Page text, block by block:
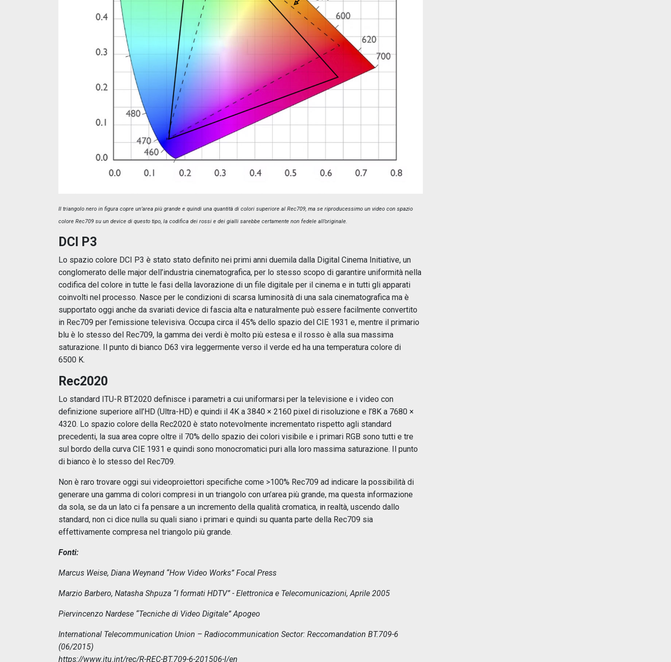
Il triangolo nero in figura copre un’area più grande e quindi una quantità di colori superiore al Rec709, ma se riproducessimo un video con spazio
colore Rec709 su un device di questo tipo, la codifica dei rossi e dei gialli sarebbe certamente non fedele all’originale.
DCI P3
Lo spazio colore DCI P3 è stato stato definito nei primi anni duemila dalla Digital Cinema Initiative, un
conglomerato delle major dell’industria cinematografica, per lo stesso scopo di garantire uniformità nella
codifica del colore in tutte le fasi della lavorazione di un file digitale per il cinema e in tutti gli apparati
coinvolti nel processo. Nasce per le condizioni di scarsa luminosità di una sala cinematografica ma è
supportato oggi anche da svariati device di fascia alta e naturalmente può essere facilmente convertito
in Rec709 per l’emissione televisiva. Occupa circa il 45% dello spazio del CIE 1931 e, mentre il primario
blu è lo stesso del Rec709, la gamma dei verdi è molto più estesa e il rosso è alla sua massima
saturazione. Il punto di bianco D63 vira leggermente verso il verde ed ha una temperatura colore di
6500 K.
Rec2020
Lo standard ITU-R BT.2020 definisce i parametri a cui uniformarsi per la televisione e i video con
definizione superiore all’HD (Ultra-HD) e quindi il 4K a 3840 × 2160 pixel di risoluzione e l’8K a 7680 ×
4320. Lo spazio colore della Rec2020 è stato notevolmente incrementato rispetto agli standard
precedenti, la sua area copre oltre il 70% dello spazio dei colori visibile e i primari RGB sono tutti e tre
sul bordo della curva CIE 1931 e quindi sono monocromatici puri alla loro massima saturazione. Il punto
di bianco è lo stesso del Rec709.
Non è raro trovare oggi sui videoproiettori specifiche come >100% Rec709 ad indicare la possibilità di
generare una gamma di colori compresi in un triangolo con un’area più grande, ma questa informazione
da sola, se da un lato ci fa pensare a un incremento della qualità cromatica, in realtà, uscendo dallo
standard, non ci dice nulla su quali siano i primari e quindi su quanta parte della Rec709 sia
effettivamente compresa nel triangolo più grande.
Fonti:
Marcus Weise, Diana Weynand “How Video Works” Focal Press
Marzio Barbero, Natasha Shpuza “I formati HDTV” - Elettronica e Telecomunicazioni, Aprile 2005
Piervincenzo Nardese “Tecniche di Video Digitale” Apogeo
International Telecommunication Union – Radiocommunication Sector: Reccomandation BT.709-6
(06/2015)
https://www.itu.int/rec/R-REC-BT.709-6-201506-I/en